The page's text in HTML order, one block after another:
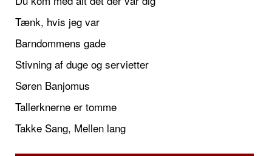
Tænk, hvis jeg var
Barndommens gade
Stivning af duge og servietter
Søren Banjomus
Tallerknerne er tomme
Takke Sang, Mellen lang